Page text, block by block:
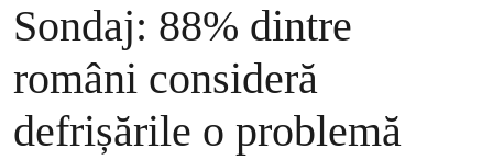
Sondaj: 88% dintre
români consideră
defrișările o problemă